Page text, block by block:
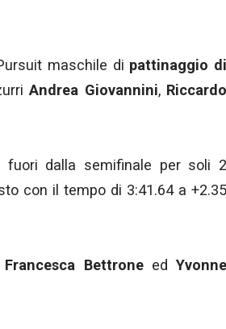
maschile di pattinaggio
Andrea Giovannini,
dalla semifinale per soli 2
con il tempo di 3:41.64 a +2.35
Francesca Bettroneed Yvonne